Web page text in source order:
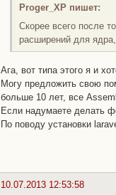
Proger_XP пишет:
Скорее всего после
расширений для
Ага, вот типа этого я и
Могу предложить свою
больше 10 лет, все
Если надумаете делать
По поводу установки
10.07.2013 12:53:58